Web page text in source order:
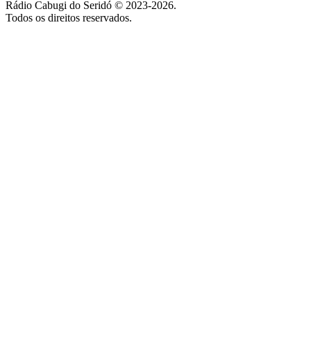
Rádio Cabugi do Seridó © 2023-2026.
Todos os direitos reservados.